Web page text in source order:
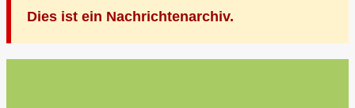
Dies ist ein Nachrichtenarchiv.